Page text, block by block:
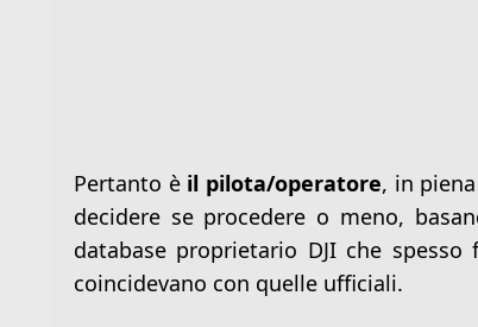
Pertanto èil pilota/operatore, in
decidere se procedere o meno,
database proprietario DJI che
coincidevano con quelle ufficiali.